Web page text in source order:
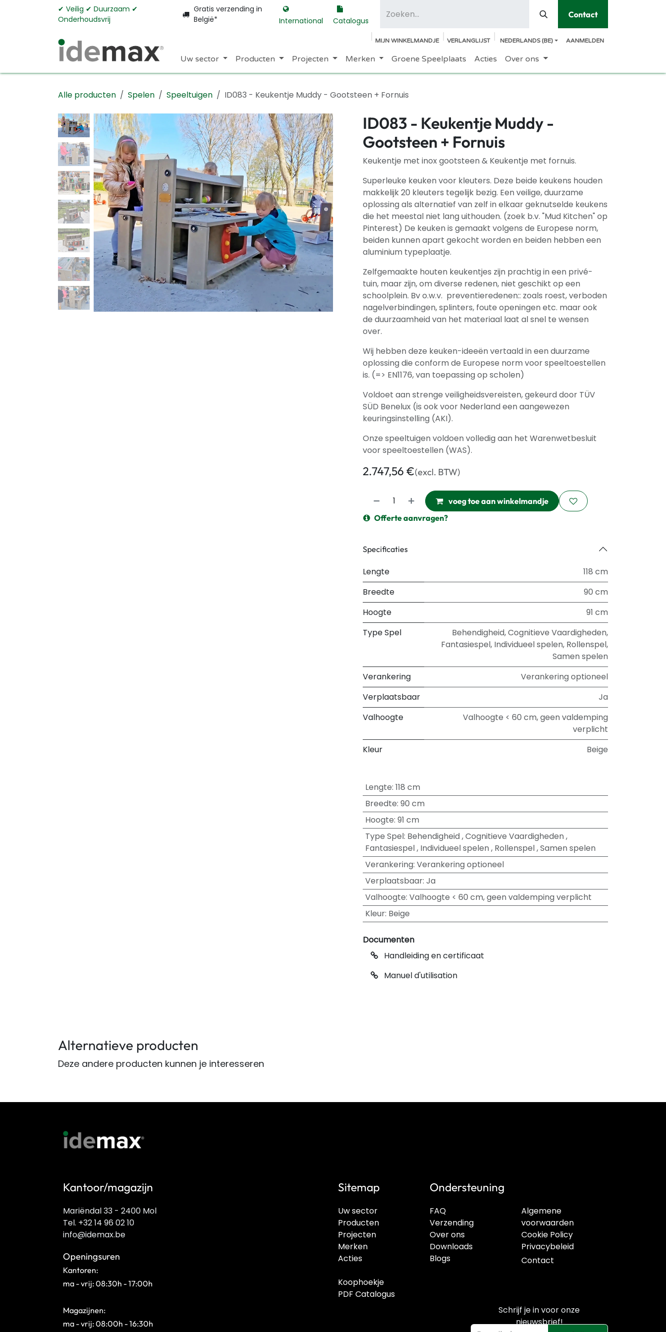
Overslaan naar inhoud✔︎ Veilig ✔︎ Duurzaam ✔︎
Onderhoudsvrij
Gratis verzending in
België*
International Catalogus
Contact
MIJN WINKELMANDJE VERLANGLIJST NEDERLANDS (BE) AANMELDEN
Uw sector Producten Projecten Merken Groene Speelplaats Acties Over ons
Alle producten Spelen Speeltuigen ID083 - Keukentje Muddy - Gootsteen + Fornuis
ID083 - Keukentje Muddy -
Gootsteen + Fornuis
Keukentje met inox gootsteen & Keukentje met fornuis.
Superleuke keuken voor kleuters. Deze beide keukens houden
makkelijk 20 kleuters tegelijk bezig. Een veilige, duurzame
oplossing als alternatief van zelf in elkaar geknutselde keukens
die het meestal niet lang uithouden. (zoek b.v. "Mud Kitchen" op
Pinterest) De keuken is gemaakt volgens de Europese norm,
beiden kunnen apart gekocht worden en beiden hebben een
aluminium typeplaatje.
Zelfgemaakte houten keukentjes zijn prachtig in een privé-
tuin, maar zijn, om diverse redenen, niet geschikt op een
schoolplein. Bv o.w.v. preventieredenen:: zoals roest, verboden
nagelverbindingen, splinters, foute openingen etc. maar ook
de duurzaamheid van het materiaal laat al snel te wensen
over.
Wij hebben deze keuken-ideeën vertaald in een duurzame
oplossing die conform de Europese norm voor speeltoestellen
is. (=> EN1176, van toepassing op scholen)
Voldoet aan strenge veiligheidsvereisten, gekeurd door TÜV
SÜD Benelux (is ook voor Nederland een aangewezen
keuringsinstelling (AKI).
Onze speeltuigen voldoen volledig aan het Warenwetbesluit
voor speeltoestellen (WAS).
2.747,56 €(excl. BTW)
voeg toe aan winkelmandje
Offerte aanvragen?
Specificaties
Lengte
118 cm
Breedte
90 cm
Hoogte
91 cm
Type Spel
Behendigheid,Cognitieve Vaardigheden,
Fantasiespel, Individueel spelen, Rollenspel,
Samen spelen
Verankering
Verankering optioneel
Verplaatsbaar
Ja
Valhoogte
Valhoogte < 60 cm, geen valdemping
verplicht
Kleur
Beige
Lengte: 118 cm
Breedte: 90 cm
Hoogte: 91 cm
Type Spel: Behendigheid,Cognitieve Vaardigheden,
Fantasiespel, Individueel spelen, Rollenspel,Samen spelen
Verankering: Verankering optioneel
Verplaatsbaar: Ja
Valhoogte: Valhoogte < 60 cm, geen valdemping verplicht
Kleur: Beige
Documenten
Handleiding en certificaat
Manuel d'utilisation
Alternatieve producten
Deze andere producten kunnen je interesseren
Kantoor/magazijn
Algemene
voorwaarden
Cookie Policy
Privacybeleid
FAQ
Verzending
Over ons
Downloads
Blogs
Ondersteuning
Uw sector
Producten
Projecten
Merken
Acties
Koophoekje
PDF Catalogus
Sitemap
Contact
Mariëndal 33 - 2400 Mol
Tel. +32 14 96 02 10
info@idemax.be
Openingsuren
Kantoren:
ma - vrij: 08:30h - 17:00h
Magazijnen:
ma - vrij: 08:00h - 16:30h
Schrijf je in voor onze
nieuwsbrief!